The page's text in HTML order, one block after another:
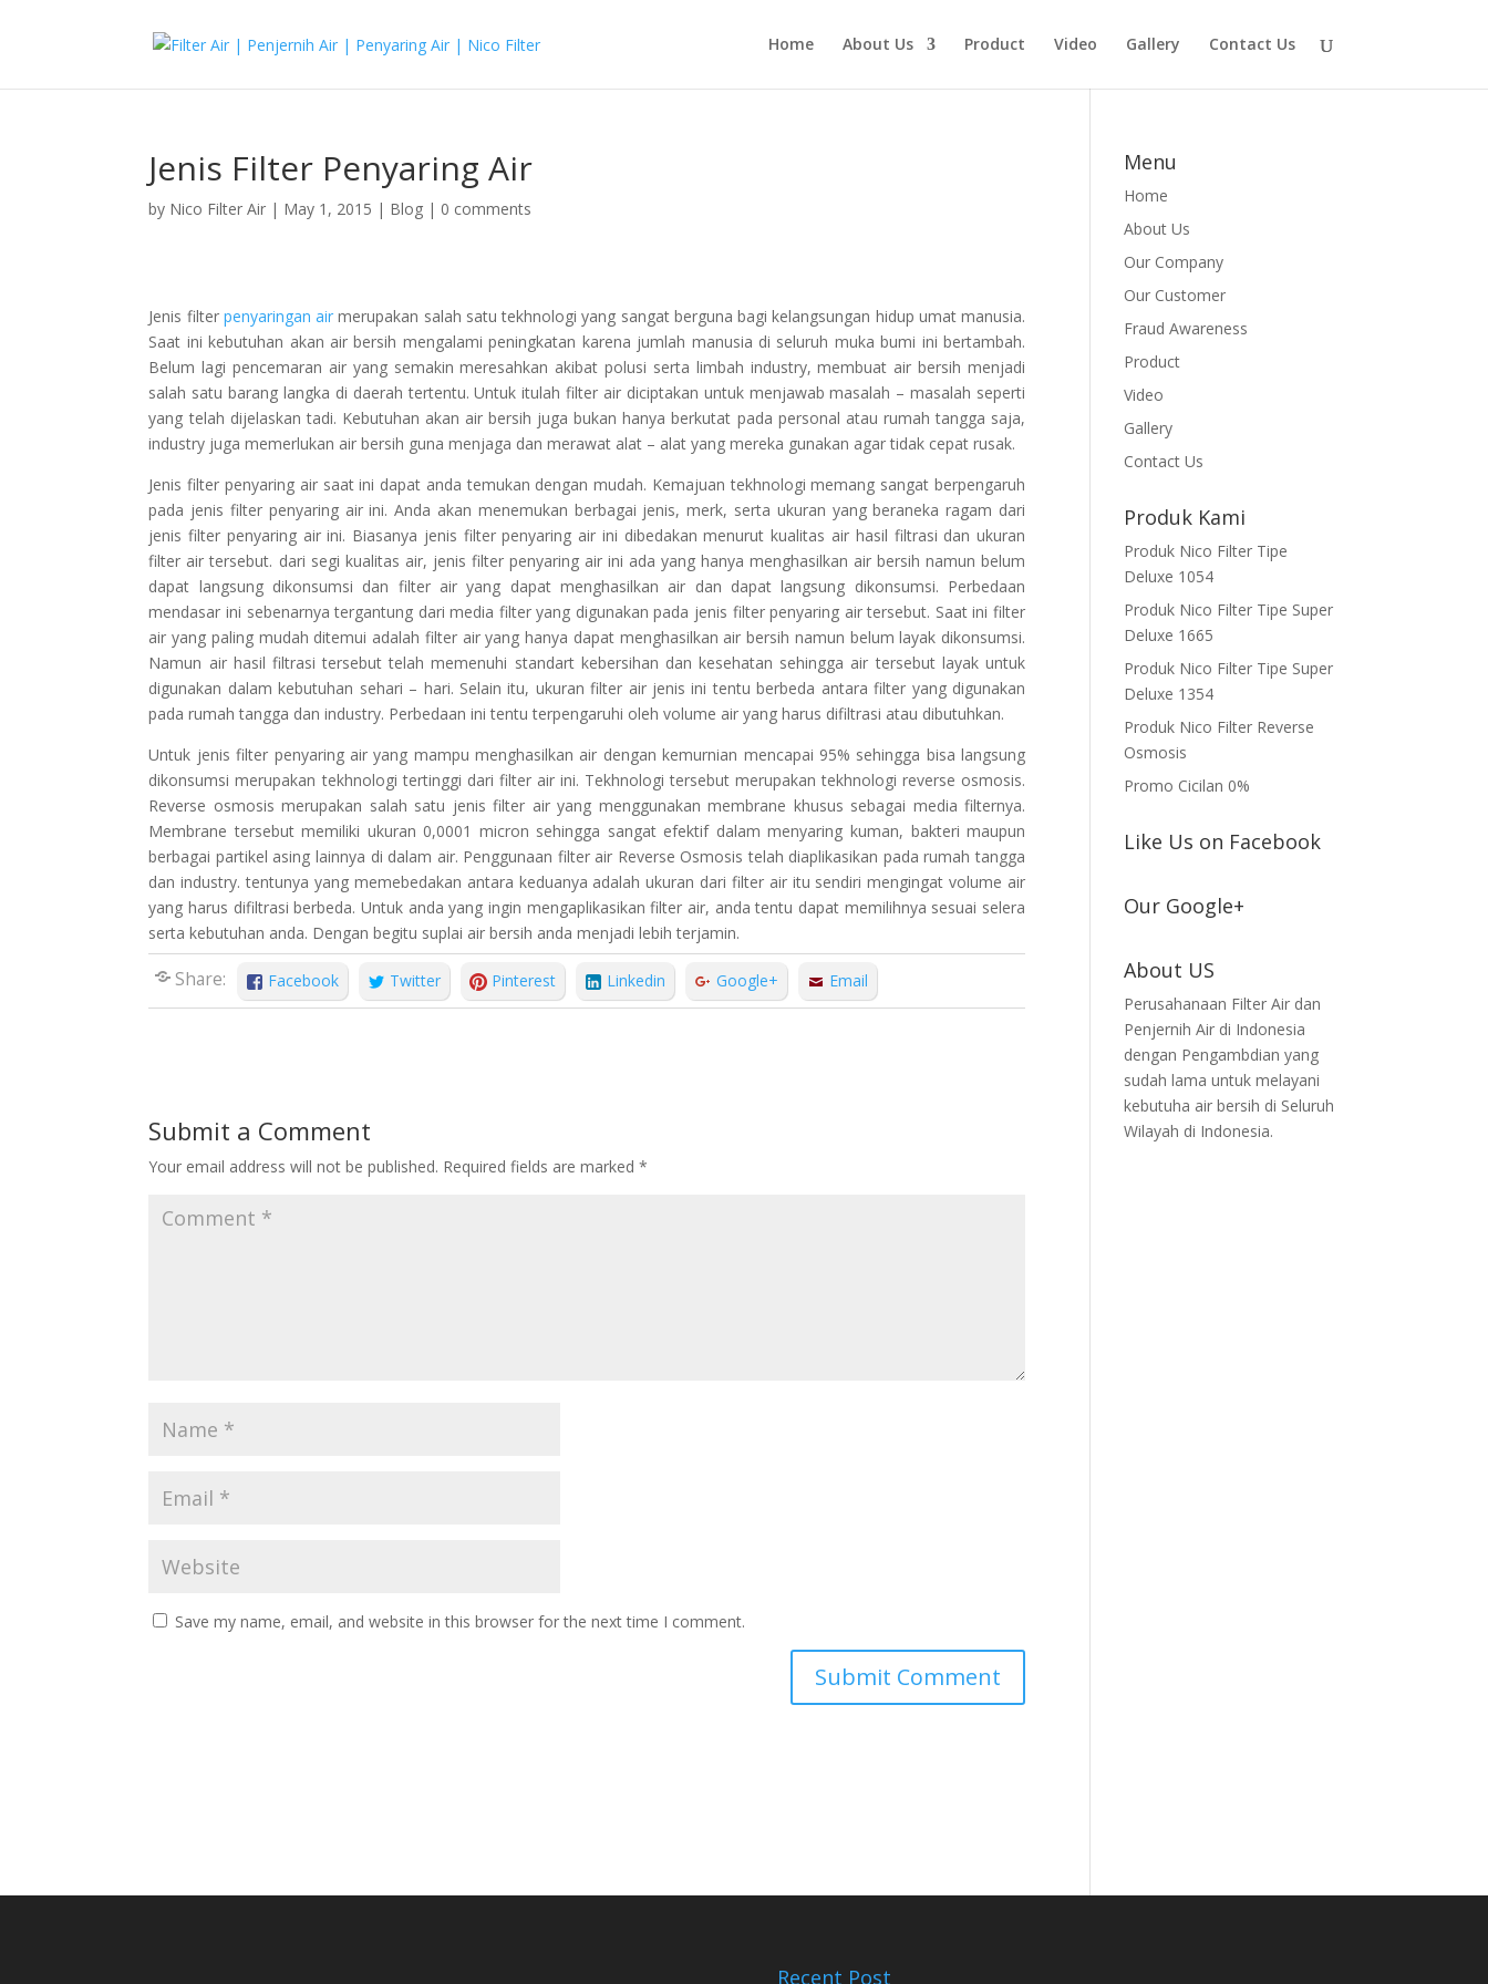
Home About Us Product Video Gallery Contact Us
Jenis Filter Penyaring Air
by Nico Filter Air | May 1, 2015 | Blog | 0 comments
Jenis filter penyaringan air merupakan salah satu tekhnologi yang sangat berguna bagi kelangsungan hidup umat manusia.
Saat ini kebutuhan akan air bersih mengalami peningkatan karena jumlah manusia di seluruh muka bumi ini bertambah.
Belum lagi pencemaran air yang semakin meresahkan akibat polusi serta limbah industry, membuat air bersih menjadi
salah satu barang langka di daerah tertentu. Untuk itulah filter air diciptakan untuk menjawab masalah – masalah seperti
yang telah dijelaskan tadi. Kebutuhan akan air bersih juga bukan hanya berkutat pada personal atau rumah tangga saja,
industry juga memerlukan air bersih guna menjaga dan merawat alat – alat yang mereka gunakan agar tidak cepat rusak.
Jenis filter penyaring air saat ini dapat anda temukan dengan mudah. Kemajuan tekhnologi memang sangat berpengaruh
pada jenis filter penyaring air ini. Anda akan menemukan berbagai jenis, merk, serta ukuran yang beraneka ragam dari
jenis filter penyaring air ini. Biasanya jenis filter penyaring air ini dibedakan menurut kualitas air hasil filtrasi dan ukuran
filter air tersebut. dari segi kualitas air, jenis filter penyaring air ini ada yang hanya menghasilkan air bersih namun belum
dapat langsung dikonsumsi dan filter air yang dapat menghasilkan air dan dapat langsung dikonsumsi. Perbedaan
mendasar ini sebenarnya tergantung dari media filter yang digunakan pada jenis filter penyaring air tersebut. Saat ini filter
air yang paling mudah ditemui adalah filter air yang hanya dapat menghasilkan air bersih namun belum layak dikonsumsi.
Namun air hasil filtrasi tersebut telah memenuhi standart kebersihan dan kesehatan sehingga air tersebut layak untuk
digunakan dalam kebutuhan sehari – hari. Selain itu, ukuran filter air jenis ini tentu berbeda antara filter yang digunakan
pada rumah tangga dan industry. Perbedaan ini tentu terpengaruhi oleh volume air yang harus difiltrasi atau dibutuhkan.
Untuk jenis filter penyaring air yang mampu menghasilkan air dengan kemurnian mencapai 95% sehingga bisa langsung
dikonsumsi merupakan tekhnologi tertinggi dari filter air ini. Tekhnologi tersebut merupakan tekhnologi reverse osmosis.
Reverse osmosis merupakan salah satu jenis filter air yang menggunakan membrane khusus sebagai media filternya.
Membrane tersebut memiliki ukuran 0,0001 micron sehingga sangat efektif dalam menyaring kuman, bakteri maupun
berbagai partikel asing lainnya di dalam air. Penggunaan filter air Reverse Osmosis telah diaplikasikan pada rumah tangga
dan industry. tentunya yang memebedakan antara keduanya adalah ukuran dari filter air itu sendiri mengingat volume air
yang harus difiltrasi berbeda. Untuk anda yang ingin mengaplikasikan filter air, anda tentu dapat memilihnya sesuai selera
serta kebutuhan anda. Dengan begitu suplai air bersih anda menjadi lebih terjamin.
Share: Facebook Twitter Pinterest Linkedin Google+ Email
Submit a Comment
Your email address will not be published. Required fields are marked*
Save my name, email, and website in this browser for the next time I comment.
Menu
Home
About Us
Our Company
Our Customer
Fraud Awareness
Product
Video
Gallery
Contact Us
Produk Kami
Produk Nico Filter Tipe
Deluxe 1054
Produk Nico Filter Tipe Super
Deluxe 1665
Produk Nico Filter Tipe Super
Deluxe 1354
Produk Nico Filter Reverse
Osmosis
Promo Cicilan 0%
Like Us on Facebook
Our Google+
About US
Perusahanaan Filter Air dan
Penjernih Air di Indonesia
dengan Pengambdian yang
sudah lama untuk melayani
kebutuha air bersih di Seluruh
Wilayah di Indonesia.
Recent Post